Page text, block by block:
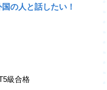
の人と話したい！
級合格